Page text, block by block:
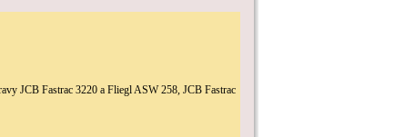
JCB Fastrac 3220 a Fliegl ASW 258, JCB Fastrac